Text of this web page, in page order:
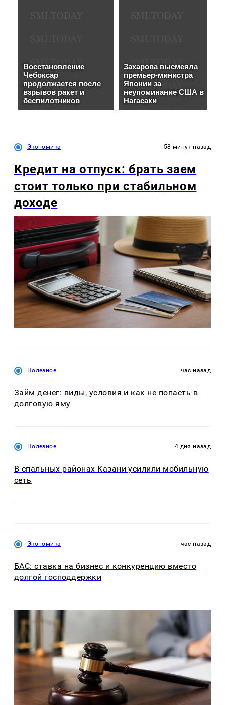
Экономика 58 минут назад
Кредит на отпуск: брать заем
стоит только при стабильном
доходе
Полезное час назад
Займ денег: виды, условия и как не попасть в
долговую яму
Полезное 4 дня назад
В спальных районах Казани усилили мобильную
сеть
Экономика час назад
БАС: ставка на бизнес и конкуренцию вместо
долгой господдержки